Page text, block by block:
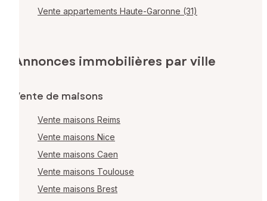
Vente appartements Haute-Garonne (31)
Annonces immobilières par ville
Vente de maisons
Vente maisons Reims
Vente maisons Nice
Vente maisons Caen
Vente maisons Toulouse
Vente maisons Brest